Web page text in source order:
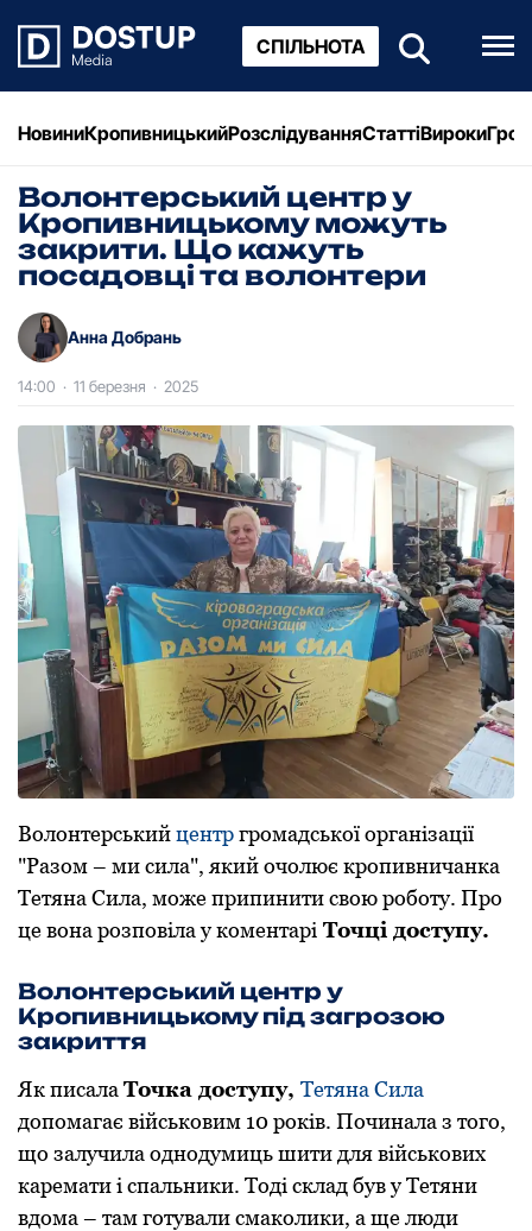
СПІЛЬНОТА
НовиниКропивницькийРозслідуванняСтаттіВироки
Волонтерський центр у
Кропивницькому можуть
закрити. Що кажуть
посадовці та волонтери
Анна Добрань
14:00 · 11 березня · 2025
Волонтерськийцентргромадської організації
"Разом – ми сила", який очолює кропивничанка
Тетяна Сила, може припинити свою роботу. Про
це вона розповіла у коментарі Точці доступу.
Волонтерський центр у
Кропивницькому під загрозою
закриття
Як писала Точка доступу, Тетяна Сила
допомагає військовим 10 років. Починала з того,
що залучила однодумиць шити для військових
каремати і спальники. Тоді склад був у Тетяни
вдома – там готували смаколики, а ще люди